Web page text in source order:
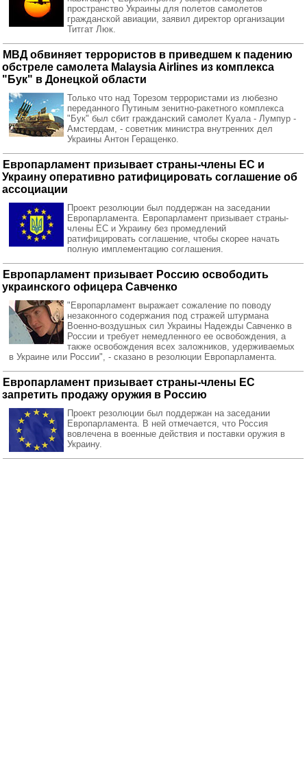
пространство Украины для полетов самолетов
гражданской авиации, заявил директор организации
Титгат Люк.
МВД обвиняет террористов в приведшем к падению
обстреле самолета Malaysia Airlines из комплекса
"Бук" в Донецкой области
Только что над Торезом террористами из любезно
переданного Путиным зенитно-ракетного комплекса
"Бук" был сбит гражданский самолет Куала - Лумпур -
Амстердам, - советник министра внутренних дел
Украины Антон Геращенко.
Европарламент призывает страны-члены ЕС и
Украину оперативно ратифицировать соглашение об
ассоциации
Проект резолюции был поддержан на заседании
Европарламента. Европарламент призывает страны-
члены ЕС и Украину без промедлений
ратифицировать соглашение, чтобы скорее начать
полную имплементацию соглашения.
Европарламент призывает Россию освободить
украинского офицера Савченко
"Европарламент выражает сожаление по поводу
незаконного содержания под стражей штурмана
Военно-воздушных сил Украины Надежды Савченко в
России и требует немедленного ее освобождения, а
также освобождения всех заложников, удерживаемых
в Украине или России", - сказано в резолюции Европарламента.
Европарламент призывает страны-члены ЕС
запретить продажу оружия в Россию
Проект резолюции был поддержан на заседании
Европарламента. В ней отмечается, что Россия
вовлечена в военные действия и поставки оружия в
Украину.